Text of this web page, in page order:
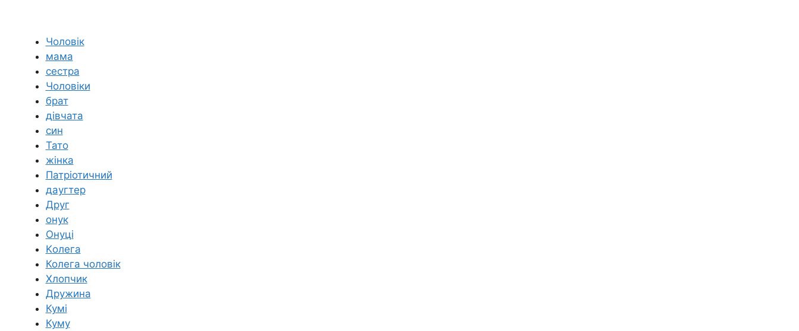
Чоловік
мама
сестра
Чоловіки
брат
дівчата
син
Тато
жінка
Патріотичний
даугтер
Друг
онук
Онуці
Kолега
Колега чоловік
Хлопчик
Дружина
Кумі
Куму